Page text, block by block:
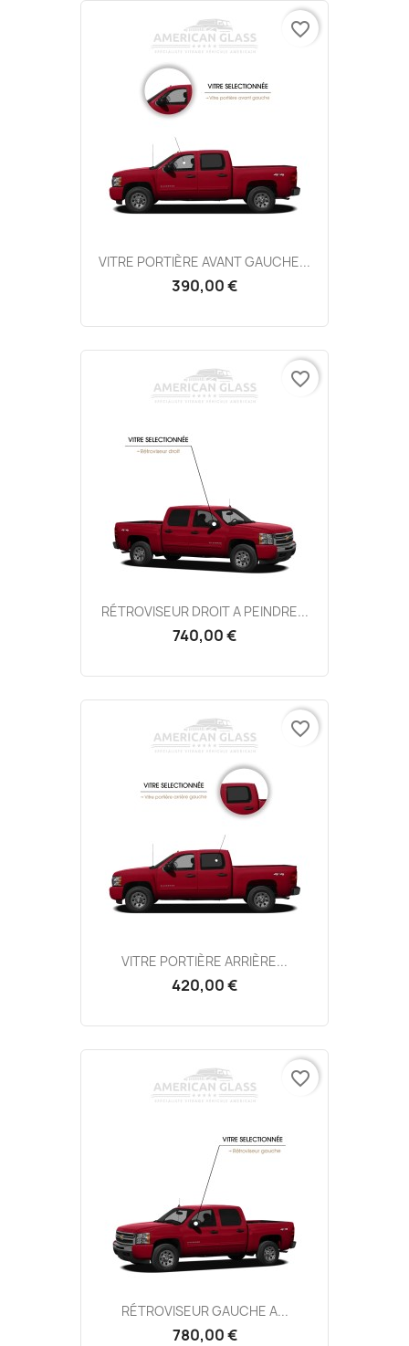
VITRE PORTIÈRE AVANT GAUCHE...
390,00 €
favorite_border
RÉTROVISEUR DROIT A PEINDRE...
740,00 €
favorite_border
VITRE PORTIÈRE ARRIÈRE...
420,00 €
favorite_border
RÉTROVISEUR GAUCHE A...
780,00 €
favorite_border